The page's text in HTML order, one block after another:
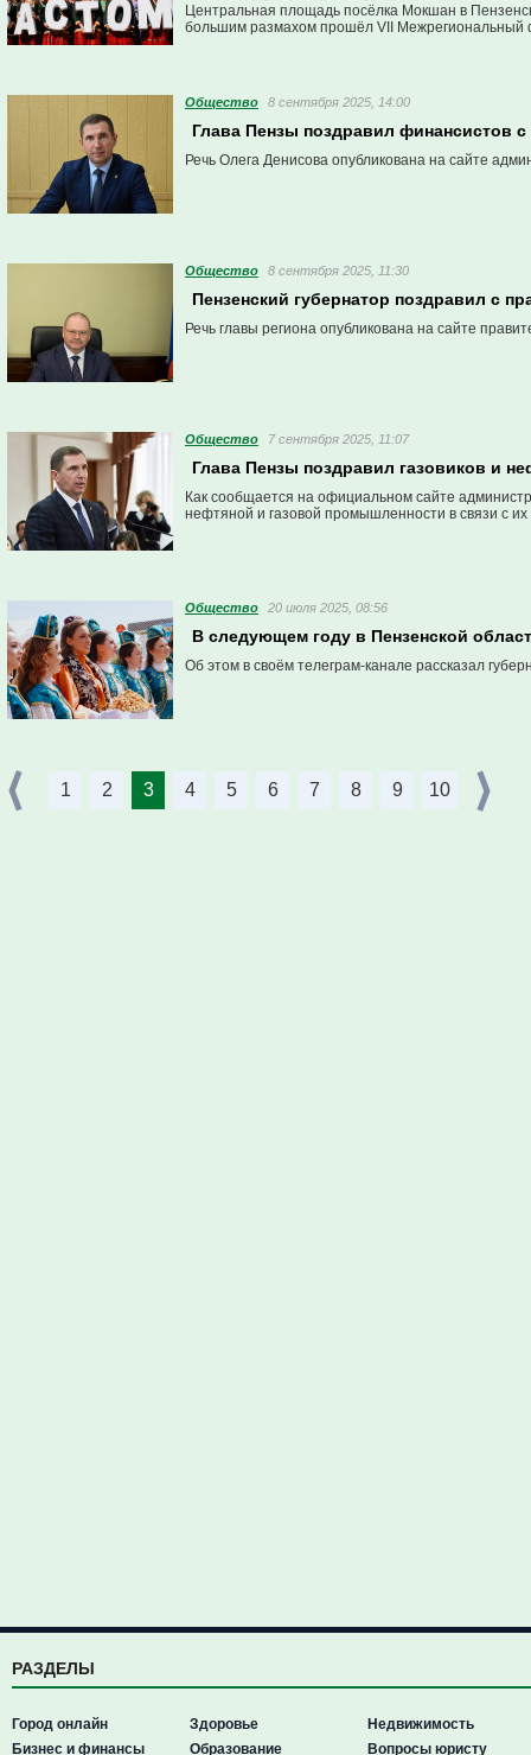
Центральная площадь посёлка Мокшан в
большим размахом прошёл VII Межрегиональный
Общество 8 сентября 2025, 14:00
Глава Пензы поздравил финансистов
Речь Олега Денисова опубликована на сайте
Общество 8 сентября 2025, 11:30
Пензенский губернатор поздравил с
Речь главы региона опубликована на сайте
Общество 7 сентября 2025, 11:07
Глава Пензы поздравил газовиков и
Как сообщается на официальном сайте
нефтяной и газовой промышленности в связи с
Общество 20 июля 2025, 08:56
В следующем году в Пензенской
Об этом в своём телеграм-канале рассказал
1 2 3 4 5 6 7 8 9 10
РАЗДЕЛЫ
Город онлайн
Бизнес и финансы
Здоровье
Образование
Недвижимость
Вопросы юристу